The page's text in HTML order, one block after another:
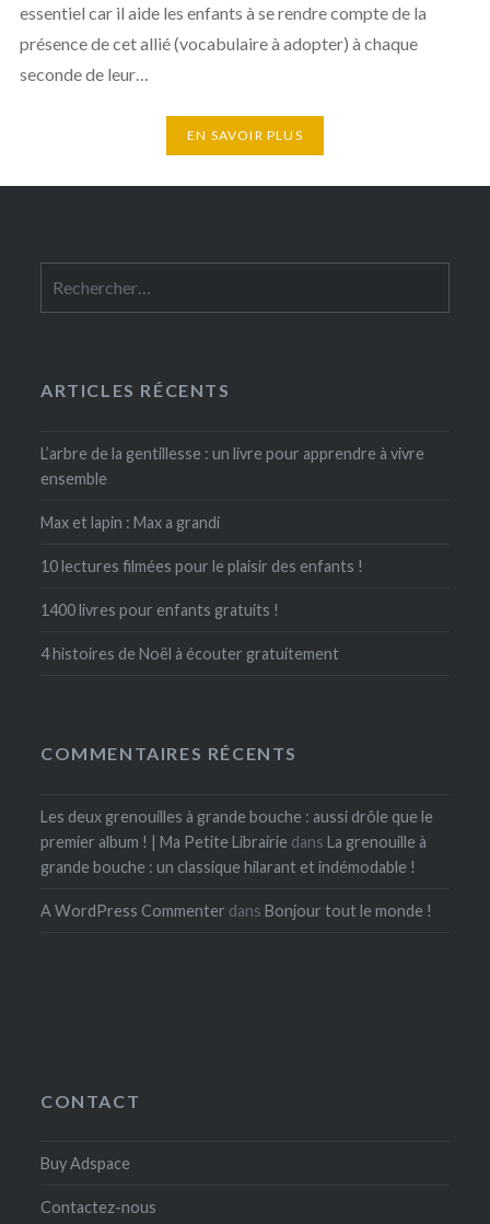
essentiel car il aide les enfants à se rendre compte de la
présence de cet allié (vocabulaire à adopter) à chaque
seconde de leur…
EN SAVOIR PLUS
ARTICLES RÉCENTS
L’arbre de la gentillesse : un livre pour apprendre à vivre
ensemble
Max et lapin : Max a grandi
10 lectures filmées pour le plaisir des enfants !
1400 livres pour enfants gratuits !
4 histoires de Noël à écouter gratuitement
COMMENTAIRES RÉCENTS
Les deux grenouilles à grande bouche : aussi drôle que le
premier album ! | Ma Petite Librairie dansLa grenouille à
grande bouche : un classique hilarant et indémodable !
A WordPress Commenter dansBonjour tout le monde !
CONTACT
Buy Adspace
Contactez-nous